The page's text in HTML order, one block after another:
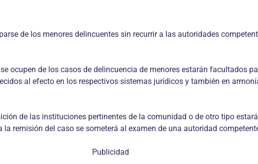
de los menores delincuentes sin recurrir a las autoridades
ocupen de los casos de delincuencia de menores estarán facultados
al efecto en los respectivos sistemas jurídicos y también en
de las instituciones pertinentes de la comunidad o de otro tipo
remisión del caso se someterá al examen de una autoridad
Publicidad